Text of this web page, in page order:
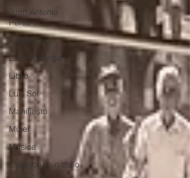
Juan Antonio
Pérez
Judith Prat
Laura Uranga
Libro
Luis Sol
Manifiesto
Mujer
Música
Categoría sin título